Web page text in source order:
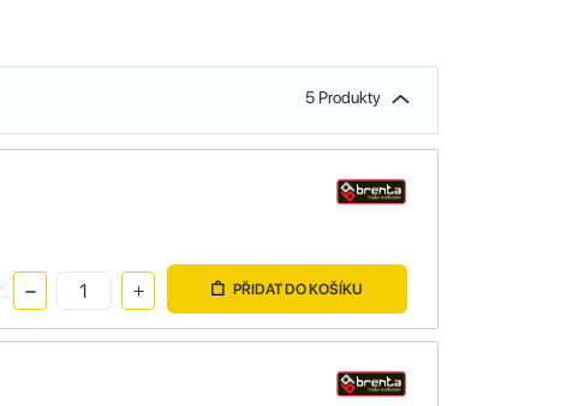
5 Produkty
PŘIDAT DO KOŠÍKU